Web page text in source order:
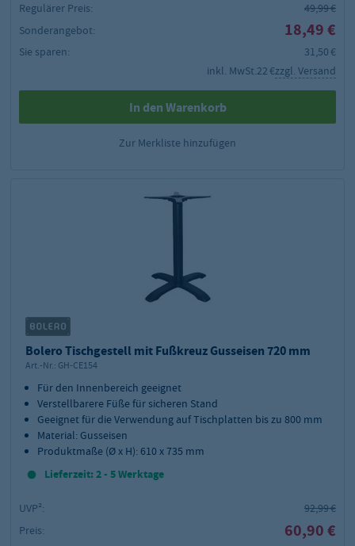
Regulärer Preis:
49,99 €
Sonderangebot:
18,49 €
Sie sparen:
31,50 €
inkl. MwSt.22 €zzgl. Versand
In den Warenkorb
Zur Merkliste hinzufügen
Bolero Tischgestell mit Fußkreuz Gusseisen 720 mm
Art.-Nr.: GH-CE154
Für den Innenbereich geeignet
Verstellbarere Füße für sicheren Stand
Geeignet für die Verwendung auf Tischplatten bis zu 800 mm
Material: Gusseisen
Produktmaße (Ø x H): 610 x 735 mm
Lieferzeit: 2 - 5 Werktage
UVP²:
92,99 €
Preis:
60,90 €